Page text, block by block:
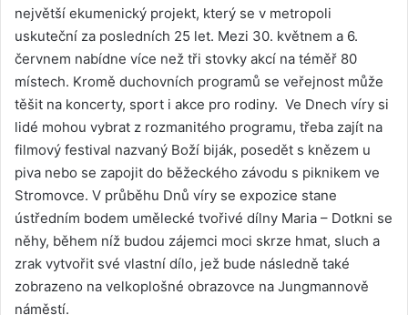
největší ekumenický projekt, který se v metropoli
uskuteční za posledních 25 let. Mezi 30. květnem a 6.
červnem nabídne více než tři stovky akcí na téměř 80
místech. Kromě duchovních programů se veřejnost může
těšit na koncerty, sport i akce pro rodiny. Ve Dnech víry si
lidé mohou vybrat z rozmanitého programu, třeba zajít na
filmový festival nazvaný Boží biják, posedět s knězem u
piva nebo se zapojit do běžeckého závodu s piknikem ve
Stromovce. V průběhu Dnů víry se expozice stane
ústředním bodem umělecké tvořivé dílny Maria – Dotkni se
něhy, během níž budou zájemci moci skrze hmat, sluch a
zrak vytvořit své vlastní dílo, jež bude následně také
zobrazeno na velkoplošné obrazovce na Jungmannově
náměstí.